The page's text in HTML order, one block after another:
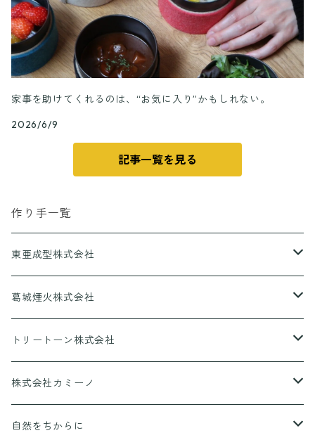
家事を助けてくれるのは、“お気に入り”かもしれない。
2026/6/9
記事一覧を見る
作り手一覧
東亜成型株式会社
グリルQ
葛城煙火株式会社
CANPING HANABI
トリートーン株式会社
香りとあそぼ♪
京ころん
株式会社カミーノ
PAPLUS
自然をちからに